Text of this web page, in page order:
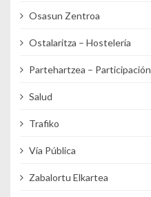
Osasun Zentroa
Ostalaritza – Hostelería
Partehartzea – Participación
Salud
Trafiko
Vía Pública
Zabalortu Elkartea